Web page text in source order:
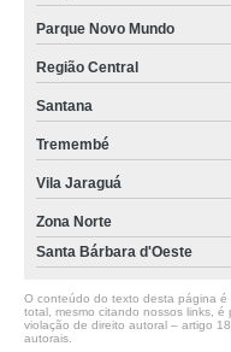
Parque Novo Mundo
Região Central
Santana
Tremembé
Vila Jaraguá
Zona Norte
Santa Bárbara d'Oeste
O conteúdo do texto desta página
total, mesmo citando nossos links, é
violação de direito autoral – artigo
autorais